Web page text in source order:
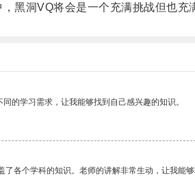
洞VQ将会是一个充满挑战但也充
的学习需求，让我能够找到自己感兴趣的知识。
各个学科的知识。老师的讲解非常生动，让我能够